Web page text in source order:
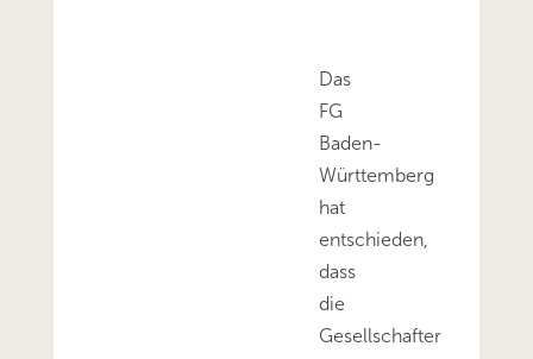
Das
FG
Baden-
Württemberg
hat
entschieden,
dass
die
Gesellschafter